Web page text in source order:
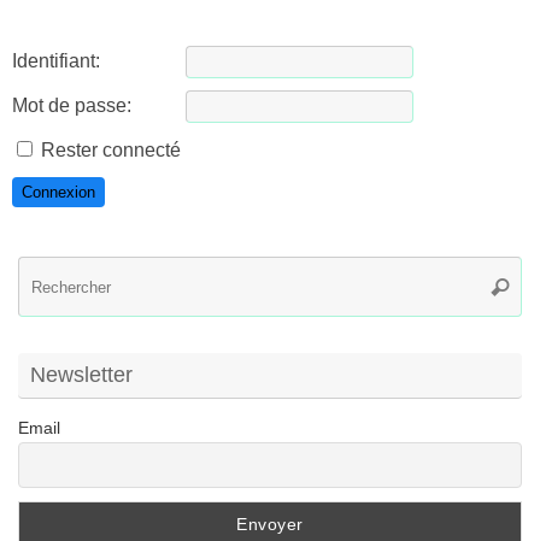
Identifiant:
Mot de passe:
Rester connecté
Connexion
Newsletter
Email